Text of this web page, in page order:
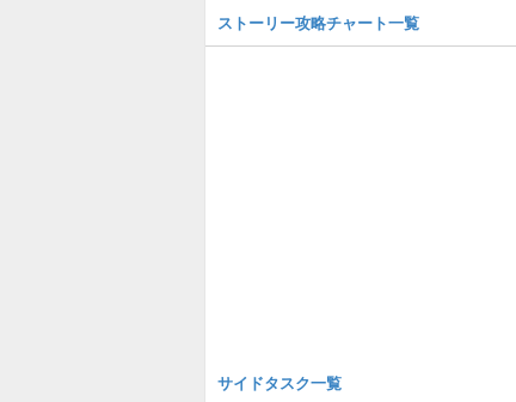
ストーリー攻略チャート一覧
サイドタスク一覧